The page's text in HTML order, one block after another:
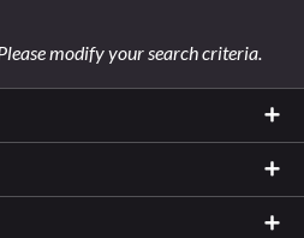
modify your search criteria.